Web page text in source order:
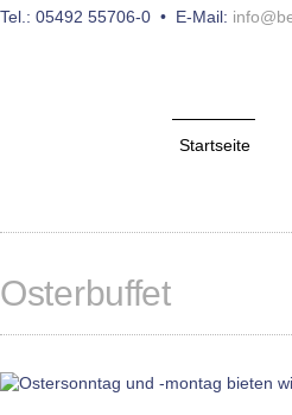
Tel.: 05492 55706-0 • E-Mail:
Startseite
Osterbuffet